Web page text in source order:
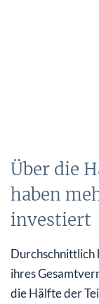
Über die
haben
investiert
Durchschnittlich
ihres
die Hälfte der